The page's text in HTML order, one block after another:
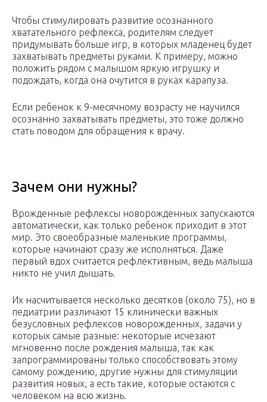
Чтобы стимулировать развитие осознанного
хватательного рефлекса, родителям следует
придумывать больше игр, в которых младенец будет
захватывать предметы руками. К примеру, можно
положить рядом с малышом яркую игрушку и
подождать, когда она очутится в руках карапуза.
Если ребенок к 9-месячному возрасту не научился
осознанно захватывать предметы, это тоже должно
стать поводом для обращения к врачу.
Зачем они нужны?
Врожденные рефлексы новорожденных запускаются
автоматически, как только ребенок приходит в этот
мир. Это своеобразные маленькие программы,
которые начинают сразу же исполняться. Даже
первый вдох считается рефлективным, ведь малыша
никто не учил дышать.
Их насчитывается несколько десятков (около 75), но в
педиатрии различают 15 клинически важных
безусловных рефлексов новорожденных, задачи у
которых самые разные: некоторые исчезают
мгновенно после рождения малыша, так как
запрограммированы только способствовать этому
самому рождению, другие нужны для стимуляции
развития новых, а есть такие, которые остаются с
человеком на всю жизнь.